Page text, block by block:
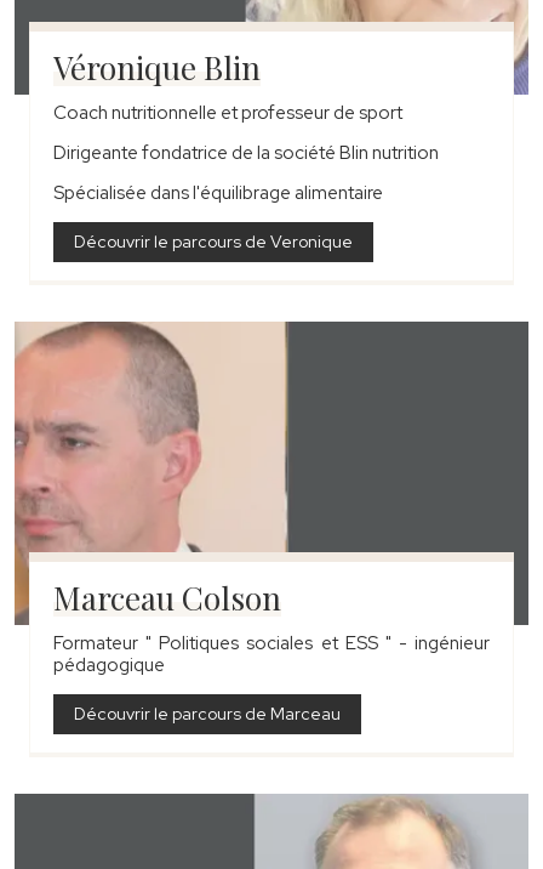
Véronique Blin
Coach nutritionnelle et professeur de sport
Dirigeante fondatrice de la société Blin nutrition
Spécialisée dans l'équilibrage alimentaire
Découvrir le parcours de Veronique
Marceau Colson
Formateur " Politiques sociales et ESS " - ingénieur
pédagogique
Découvrir le parcours de Marceau